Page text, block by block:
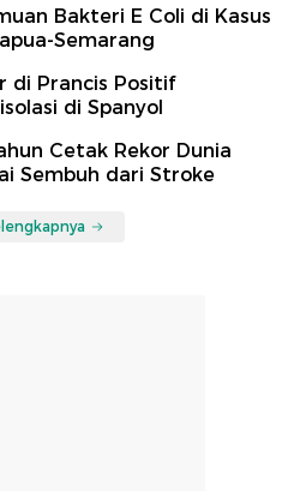
Bakteri E Coli di Kasus
Semarang
di Prancis Positif
di Spanyol
Cetak Rekor Dunia
Sembuh dari Stroke